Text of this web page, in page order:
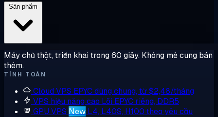
Máy chủ thật, triển khai trong 60 giây. Không mê cung bán
thêm.
TÍNH TOÁN
Cloud VPS EPYC dùng chung, từ $2,48/tháng
VPS hiệu năng cao Lõi EPYC riêng, DDR5
GPU VPS New L4, L40S, H100 theo yêu cầu